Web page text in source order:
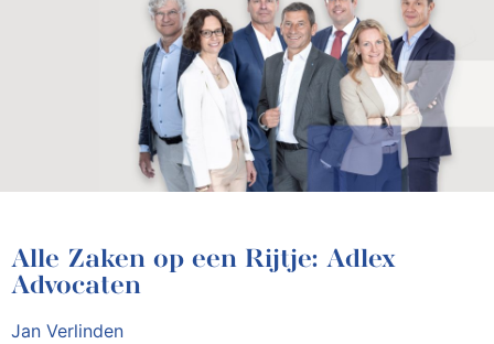
Alle Zaken op een Rijtje: Adlex
Advocaten
Jan Verlinden